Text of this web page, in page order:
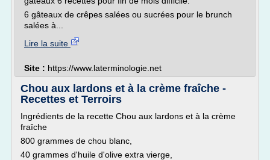
6 gâteaux de crêpes salées ou sucrées pour le brunch
salées à...
Lire la suite
Site : https://www.laterminologie.net
Chou aux lardons et à la crème fraîche -
Recettes et Terroirs
Ingrédients de la recette Chou aux lardons et à la crème
fraîche
800 grammes de chou blanc,
40 grammes d'huile d'olive extra vierge,